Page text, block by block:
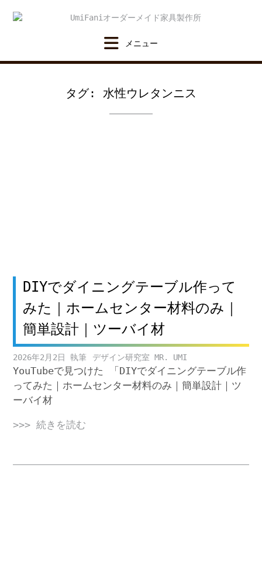
タグ: 水性ウレタンニス
DIYでダイニングテーブル作って
みた｜ホームセンター材料のみ｜
簡単設計｜ツーバイ材
2026年2月2日 デザイン研究室 MR. UMI
YouTubeで見つけた 「DIYでダイニングテーブル作
ってみた｜ホームセンター材料のみ｜簡単設計｜ツ
ーバイ材
>>> 続きを読む